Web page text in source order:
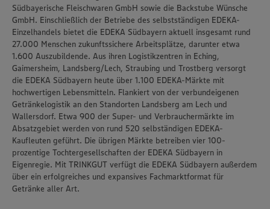
Südbayerische Fleischwaren GmbH sowie die Backstube Wünsche
GmbH. Einschließlich der Betriebe des selbstständigen EDEKA-
Einzelhandels bietet die EDEKA Südbayern aktuell insgesamt rund
27.000 Menschen zukunftssichere Arbeitsplätze, darunter etwa
1.600 Auszubildende. Aus ihren Logistikzentren in Eching,
Gaimersheim, Landsberg/Lech, Straubing und Trostberg versorgt
die EDEKA Südbayern heute über 1.100 EDEKA-Märkte mit
hochwertigen Lebensmitteln. Flankiert von der verbundeigenen
Getränkelogistik an den Standorten Landsberg am Lech und
Wallersdorf. Etwa 900 der Super- und Verbrauchermärkte im
Absatzgebiet werden von rund 520 selbständigen EDEKA-
Kaufleuten geführt. Die übrigen Märkte betreiben vier 100-
prozentige Tochtergesellschaften der EDEKA Südbayern in
Eigenregie. Mit TRINKGUT verfügt die EDEKA Südbayern außerdem
über ein erfolgreiches und expansives Fachmarktformat für
Getränke aller Art.